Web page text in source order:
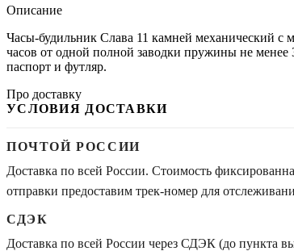
Описание
Часы-будильник Слава 11 камней механический с
часов от одной полной заводки пружины не менее
паспорт и футляр.
Про доставку
УСЛОВИЯ ДОСТАВКИ
ПОЧТОЙ РОССИИ
Доставка по всей России. Стоимость
отправки предоставим трек-номер для
СДЭК
Доставка по всей России через СДЭК (до пункта